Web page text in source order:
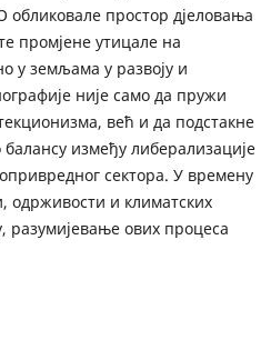
обликовале простор дјеловања
промјене утицале на
у земљама у развоју и
није само да пружи
већ и да подстакне
између либерализације
сектора. У времену
одрживости и климатских
разумијевање ових процеса